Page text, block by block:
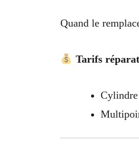
Quand le
Tarifs